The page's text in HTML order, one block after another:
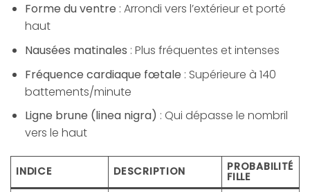
Forme du ventre : Arrondi vers l’extérieur et porté
haut
Nausées matinales : Plus fréquentes et intenses
Fréquence cardiaque fœtale : Supérieure à 140
battements/minute
Ligne brune (linea nigra) : Qui dépasse le nombril
vers le haut
INDICE DESCRIPTION PROBABILITÉ
FILLE